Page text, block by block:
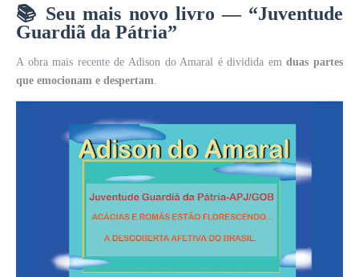
📚 Seu mais novo livro — “Juventude
Guardiã da Pátria”
A obra mais recente de Adison do Amaral é dividida emduas partes
que emocionam e despertam